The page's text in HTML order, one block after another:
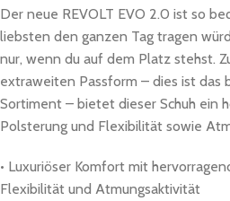
Der neue REVOLT EVO 2.0 ist so
liebsten den ganzen Tag tragen
nur, wenn du auf dem Platz stehst.
extraweiten Passform – dies ist das
Sortiment – bietet dieser Schuh ein
Polsterung und Flexibilität sowie
• Luxuriöser Komfort mit
Flexibilität und Atmungsaktivität